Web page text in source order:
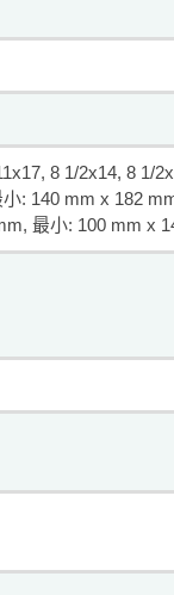
8 1/2x14, 8 1/
: 140 mm x 182
最小: 100 mm x